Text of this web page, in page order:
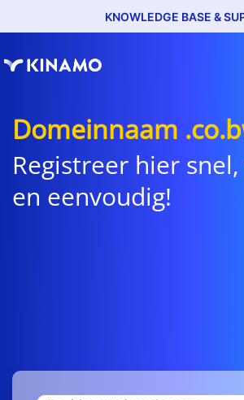
KNOWLEDGE BASE &
Domeinnaam
Registreer hier
en eenvoudig!